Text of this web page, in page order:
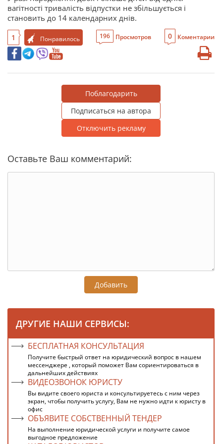
вагітності тривалість відпустки не збільшується і
становить до 14 календарних днів.
1 Понравилось 196 Просмотров 0 Коментарии
Поблагодарить
Подписаться на автора
Отключить рекламу
Оставьте Ваш комментарий:
Добавить
ДРУГИЕ НАШИ СЕРВИСЫ:
БЕСПЛАТНАЯ КОНСУЛЬТАЦИЯ
Получите быстрый ответ на юридический вопрос в нашем
мессенджере , который поможет Вам сориентироваться в
дальнейших действиях
ВИДЕОЗВОНОК ЮРИСТУ
Вы видите своего юриста и консультируетесь с ним через
экран, чтобы получить услугу, Вам не нужно идти к юристу в
офис
ОБЪЯВИТЕ СОБСТВЕННЫЙ ТЕНДЕР
На выполнение юридической услуги и получите самое
выгодное предложение